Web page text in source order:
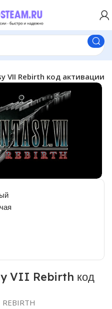
VII Rebirth код активации
VII Rebirth код
REBIRTH